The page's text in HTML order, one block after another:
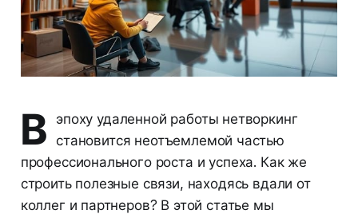
В
эпоху удаленной работы нетворкинг
становится неотъемлемой частью
профессионального роста и успеха. Как же
строить полезные связи, находясь вдали от
коллег и партнеров? В этой статье мы